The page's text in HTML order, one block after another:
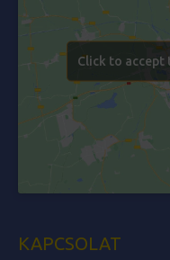
Click to accept
KAPCSOLAT